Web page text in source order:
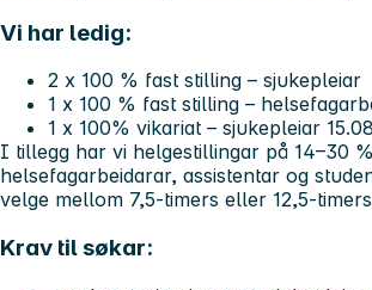
Vi har ledig:
2 x 100 % fast stilling – sjukepleiar
1 x 100 % fast stilling –
1 x 100% vikariat – sjukepleiar
I tillegg har vi helgestillingar på 14–30
helsefagarbeidarar, assistentar og
velge mellom 7,5-timers eller 12,5-
Krav til søkar: